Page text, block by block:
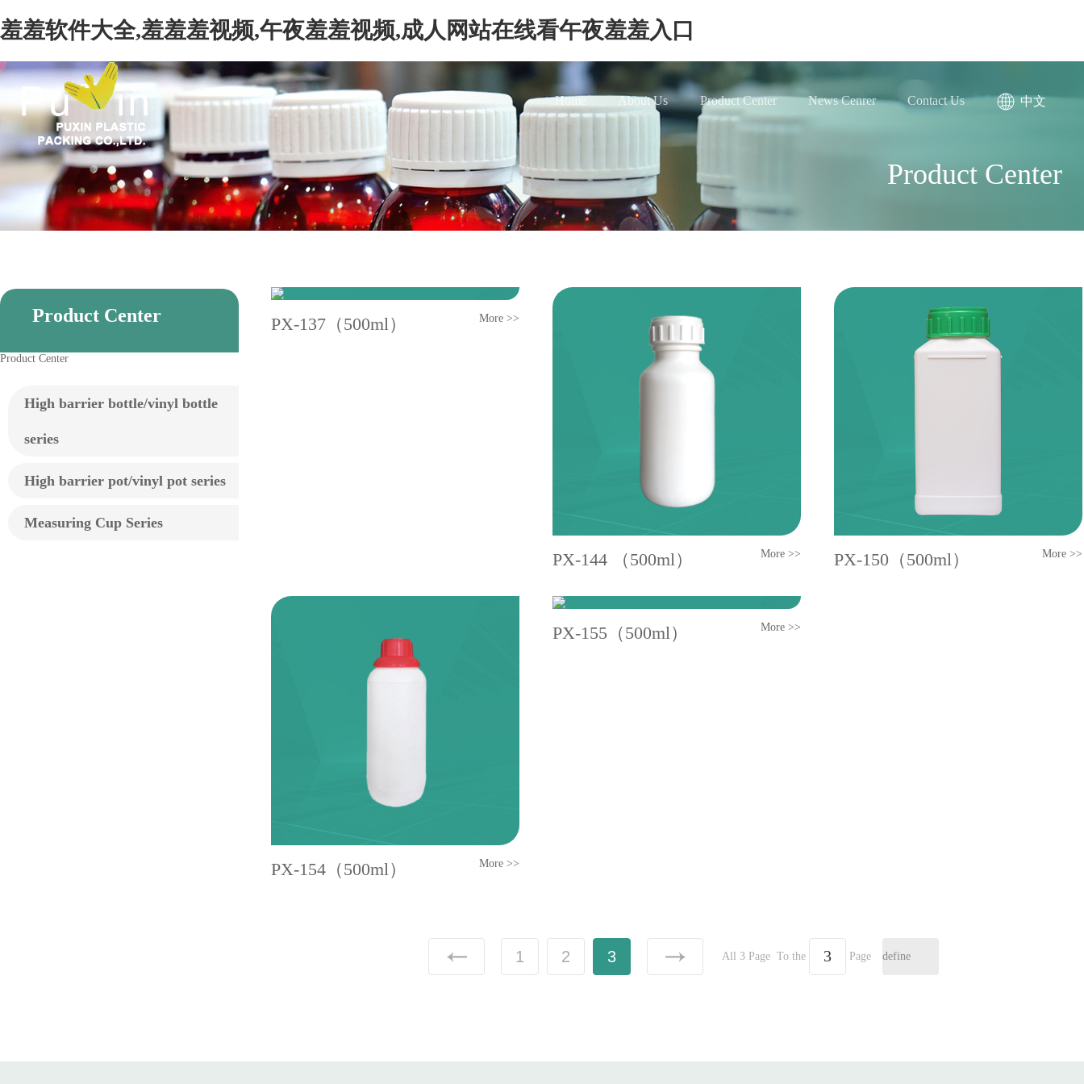
羞羞软件大全,羞羞羞视频,午夜羞羞视频,成人网站在线看午夜羞羞入口
Home About Us Product Center News Cenrer Contact Us 中文
Product Center
Product Center
Product Center
High barrier bottle/vinyl bottle
series
High barrier pot/vinyl pot series
Measuring Cup Series
More >>
PX-137（500ml）
More >>
PX-144 （500ml） More >>
PX-150（500ml）
More >>
PX-154（500ml）
More >>
PX-155（500ml）
1 2 3 All 3 Page To the Page